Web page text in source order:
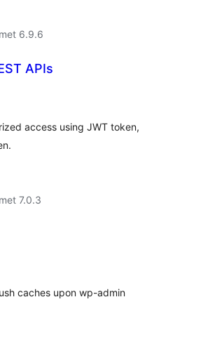
6.9.6
APIs
access using JWT token,
7.0.3
caches upon wp-admin